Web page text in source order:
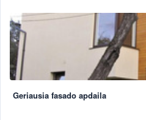
Geriausia fasado apdaila